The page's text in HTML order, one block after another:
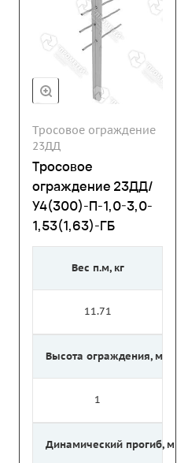
Тросовое ограждение
23ДД
Тросовое
ограждение 23ДД/
У4(300)-П-1,0-3,0-
1,53(1,63)-ГБ
Вес п.м, кг
11.71
Высота ограждения, м
1
Динамический прогиб, м